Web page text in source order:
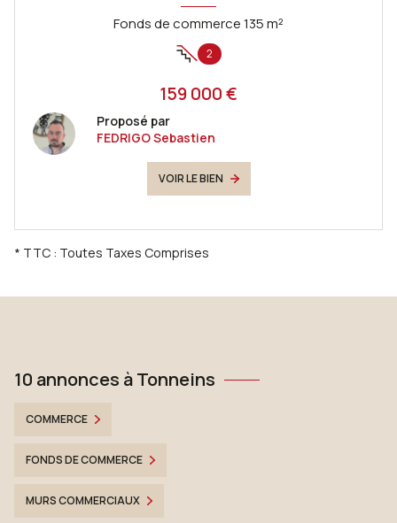
Fonds de commerce 135 m²
2
159 000 €
Proposé par
FEDRIGO Sebastien
VOIR LE BIEN
* TTC : Toutes Taxes Comprises
10 annonces à Tonneins
COMMERCE
FONDS DE COMMERCE
MURS COMMERCIAUX